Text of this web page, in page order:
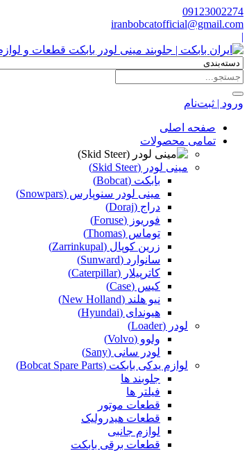
09123002274
iranbobcatofficial@gmail.com
|
ورود | ثبت‌نام
صفحه اصلی
تمامی محصولات
مینی لودر (Skid Steer)
بابکت (Bobcat)
مینی لودر سنوپارس (Snowpars)
دراج (Doraj)
فوریوز (Foruse)
توماس (Thomas)
زرین کوپال (Zarrinkupal)
سانوارد (Sunward)
کاترپیلار (Caterpillar)
کیس (Case)
نیو هلند (New Holland)
هیوندای (Hyundai)
لودر (Loader)
ولوو (Volvo)
لودر سانی (Sany)
لوازم یدکی بابکت (Bobcat Spare Parts)
جلوبند ها
فیلتر ها
قطعات موتور
قطعات هیدرولیک
لوازم جانبی
قطعات برقی بابکت